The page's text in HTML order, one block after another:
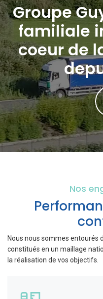
Groupe
familiale
coeur de
Nos
Nous nous sommes entourés
constitués en un maillage
la réalisation de vos objectifs.